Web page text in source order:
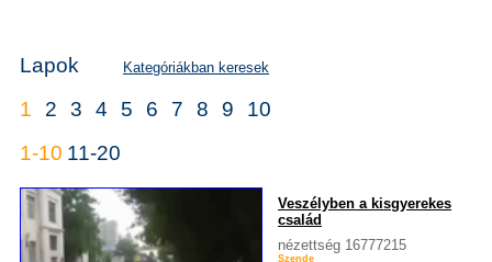
Lapok Kategóriákban keresek
1 2 3 4 5 6 7 8 9
10
1-10 11-20
Veszélyben a kisgyerekes
család
nézettség 16777215
Szende